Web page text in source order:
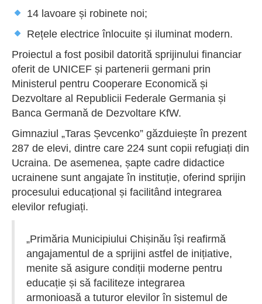
14 lavoare și robinete noi;
Rețele electrice înlocuite și iluminat modern.
Proiectul a fost posibil datorită sprijinului financiar
oferit de UNICEF și partenerii germani prin
Ministerul pentru Cooperare Economică și
Dezvoltare al Republicii Federale Germania și
Banca Germană de Dezvoltare KfW.
Gimnaziul „Taras Șevcenko” găzduiește în prezent
287 de elevi, dintre care 224 sunt copii refugiați din
Ucraina. De asemenea, șapte cadre didactice
ucrainene sunt angajate în instituție, oferind sprijin
procesului educațional și facilitând integrarea
elevilor refugiați.
„Primăria Municipiului Chișinău își reafirmă
angajamentul de a sprijini astfel de inițiative,
menite să asigure condiții moderne pentru
educație și să faciliteze integrarea
armonioasă a tuturor elevilor în sistemul de